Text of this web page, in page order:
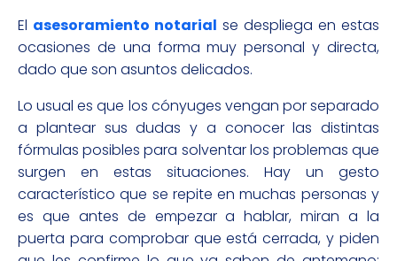
El asesoramiento notarial se despliega en estas
ocasiones de una forma muy personal y directa,
dado que son asuntos delicados.
Lo usual es que los cónyuges vengan por separado
a plantear sus dudas y a conocer las distintas
fórmulas posibles para solventar los problemas que
surgen en estas situaciones. Hay un gesto
característico que se repite en muchas personas y
es que antes de empezar a hablar, miran a la
puerta para comprobar que está cerrada, y piden